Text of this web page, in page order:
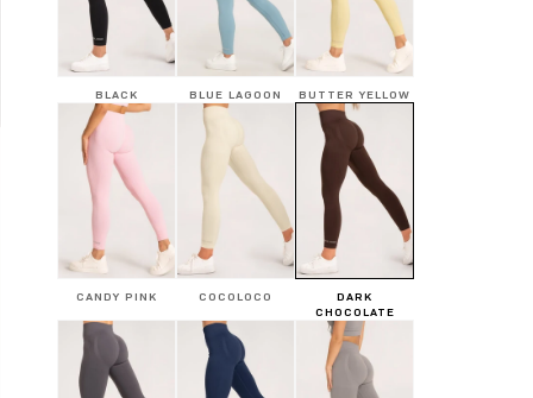
BLACK BLUE LAGOON BUTTER YELLOW
CANDY PINK COCOLOCO
DARK
CHOCOLATE